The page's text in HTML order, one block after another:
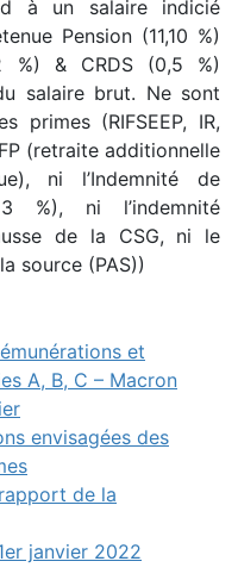
à un salaire indicié
Pension (11,10 %)
%) & CRDS (0,5 %)
salaire brut. Ne sont
primes (RIFSEEP, IR,
(retraite additionnelle
ni l’Indemnité de
%), ni l’indemnité
de la CSG, ni le
source (PAS))
et
A, B, C – Macron
envisagées des
de la
janvier 2022